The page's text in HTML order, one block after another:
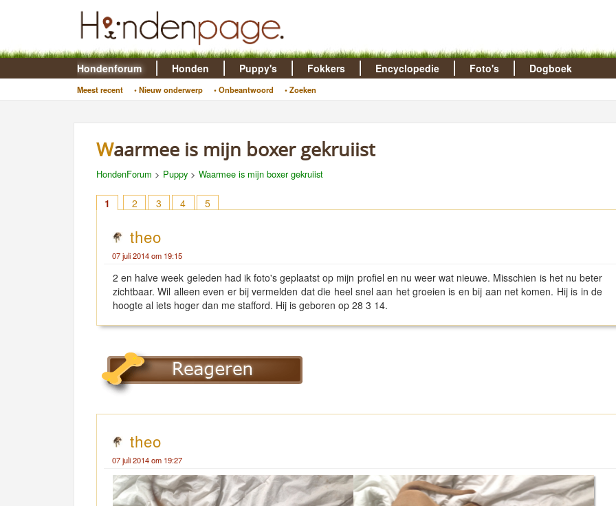
Hondenforum
Meest recent • Nieuw onderwerp • Onbeantwoord • Zoeken
Honden Puppy's Fokkers Encyclopedie Foto's Dogboek
Waarmee is mijn boxer gekruiist
HondenForum > Puppy > Waarmee is mijn boxer gekruiist
1 2 3 4 5
theo
07 juli 2014 om 19:15
2 en halve week geleden had ik foto's geplaatst op mijn profiel en nu weer wat nieuwe. Misschien is het nu beter
zichtbaar. Wil alleen even er bij vermelden dat die heel snel aan het groeien is en bij aan net komen. Hij is in de
hoogte al iets hoger dan me stafford. Hij is geboren op 28 3 14.
theo
07 juli 2014 om 19:27